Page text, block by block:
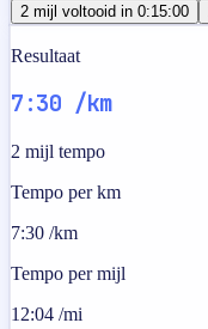
2 mijl voltooid in 0:15:00
Resultaat
7:30 /km
2 mijl tempo
Tempo per km
7:30 /km
Tempo per mijl
12:04 /mi